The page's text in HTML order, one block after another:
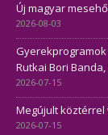
Új magyar
2026-08-03
Rutkai Bori
2026-07-15
Megújult köztérrel
2026-07-15